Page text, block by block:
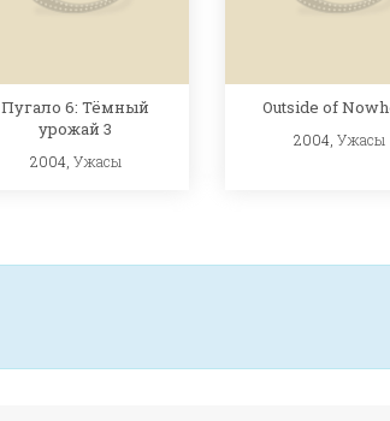
Пугало 6: Тёмный
урожай 3
2004, Ужасы
Outside of
2004, Ужасы